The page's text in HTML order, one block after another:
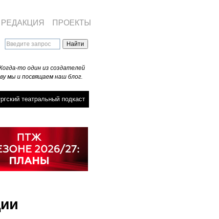
то один из создателей
мы и посвящаем наш блог.
театральный подкаст
РЕДАКЦИЯ ПРОЕКТЫ